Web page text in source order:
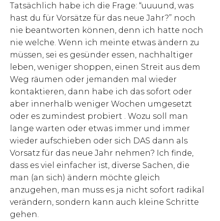
Tatsächlich habe ich die Frage: “uuuund, was
hast du für Vorsätze für das neue Jahr?” noch
nie beantworten können, denn ich hatte noch
nie welche. Wenn ich meinte etwas ändern zu
müssen, sei es gesünder essen, nachhaltiger
leben, weniger shoppen, einen Streit aus dem
Weg räumen oder jemanden mal wieder
kontaktieren, dann habe ich das sofort oder
aber innerhalb weniger Wochen umgesetzt
oder es zumindest probiert . Wozu soll man
lange warten oder etwas immer und immer
wieder aufschieben oder sich DAS dann als
Vorsatz für das neue Jahr nehmen? Ich finde,
dass es viel einfacher ist, diverse Sachen, die
man (an sich) ändern möchte gleich
anzugehen, man muss es ja nicht sofort radikal
verändern, sondern kann auch kleine Schritte
gehen.